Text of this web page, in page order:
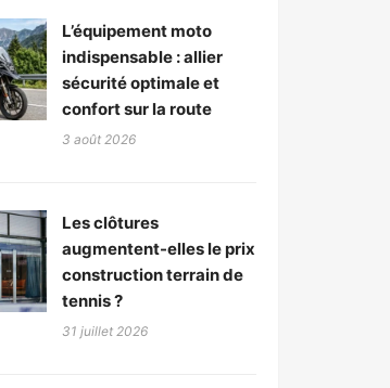
L’équipement moto
indispensable : allier
sécurité optimale et
confort sur la route
3 août 2026
Les clôtures
augmentent-elles le prix
construction terrain de
tennis ?
31 juillet 2026